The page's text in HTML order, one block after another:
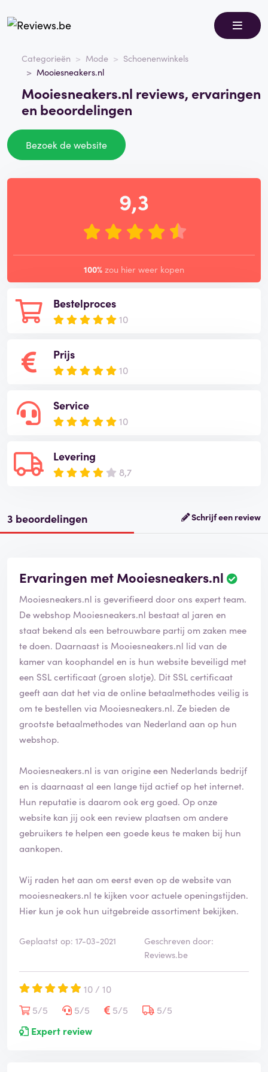
Categorieën Mode
Schoenenwinkels
Mooiesneakers.nl
Mooiesneakers.nl reviews, ervaringen
en beoordelingen
Bezoek de website
Bestelproces
10
Prijs
10
Service
10
Levering
8,7
9,3
100% zou hier weer kopen
3 beoordelingen Schrijf een review
Ervaringen met Mooiesneakers.nl
Mooiesneakers.nl is geverifieerd door ons expert team.
De webshop Mooiesneakers.nl bestaat al jaren en
staat bekend als een betrouwbare partij om zaken mee
te doen. Daarnaast is Mooiesneakers.nl lid van de
kamer van koophandel en is hun website beveiligd met
een SSL certificaat (groen slotje). Dit SSL certificaat
geeft aan dat het via de online betaalmethodes veilig is
om te bestellen via Mooiesneakers.nl. Ze bieden de
grootste betaalmethodes van Nederland aan op hun
webshop.
Mooiesneakers.nl is van origine een Nederlands bedrijf
en is daarnaast al een lange tijd actief op het internet.
Hun reputatie is daarom ook erg goed. Op onze
website kan jij ook een review plaatsen om andere
gebruikers te helpen een goede keus te maken bij hun
aankopen.
Wij raden het aan om eerst even op de website van
mooiesneakers.nl te kijken voor actuele openingstijden.
Hier kun je ook hun uitgebreide assortiment bekijken.
Geplaatst op: 17-03-2021
Geschreven door:
Reviews.be
10 / 10
5/5
5/5 5/5
5/5
Expert review